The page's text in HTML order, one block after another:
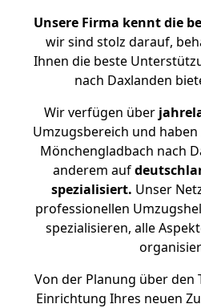
Unsere Firma kennt die
wir sind stolz darauf,
Ihnen die beste
nach Daxlanden
Wir verfügen über
Umzugsbereich und
Mönchengladbach nach
anderem auf
spezialisiert. Unser
professionellen
spezialisieren, alle
Von der Planung über
Einrichtung Ihres neuen